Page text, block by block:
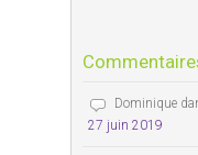
Dominique
27 juin 2019